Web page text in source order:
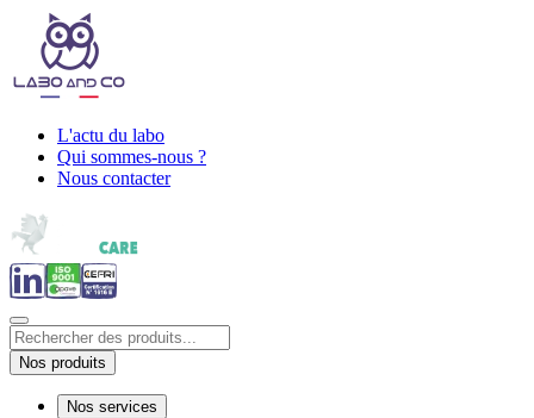
L'actu du labo
Qui sommes-nous ?
Nous contacter
Nos produits
Nos services